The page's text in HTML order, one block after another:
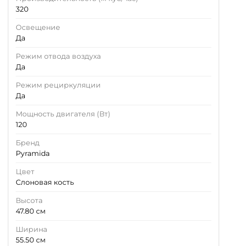
320
Освещение
Да
Режим отвода воздуха
Да
Режим рециркуляции
Да
Мощность двигателя (Вт)
120
Бренд
Pyramida
Цвет
Слоновая кость
Высота
47.80 см
Ширина
55.50 см